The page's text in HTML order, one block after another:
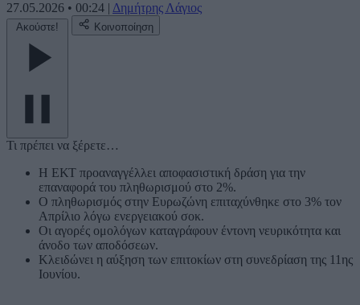
27.05.2026 • 00:24 | Δημήτρης Λάγιος
Ακούστε! Κοινοποίηση
Τι πρέπει να ξέρετε…
Η ΕΚΤ προαναγγέλλει αποφασιστική δράση για την
επαναφορά του πληθωρισμού στο 2%.
Ο πληθωρισμός στην Ευρωζώνη επιταχύνθηκε στο 3% τον
Απρίλιο λόγω ενεργειακού σοκ.
Οι αγορές ομολόγων καταγράφουν έντονη νευρικότητα και
άνοδο των αποδόσεων.
Κλειδώνει η αύξηση των επιτοκίων στη συνεδρίαση της 11ης
Ιουνίου.